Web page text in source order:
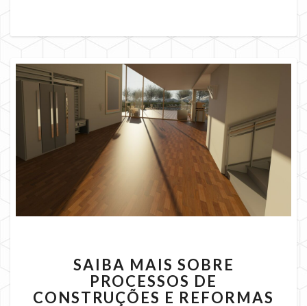
MAIS
SOBRE
PROCESSOS
SAIBA MAIS SOBRE
PROCESSOS DE
CONSTRUÇÕES E REFORMAS